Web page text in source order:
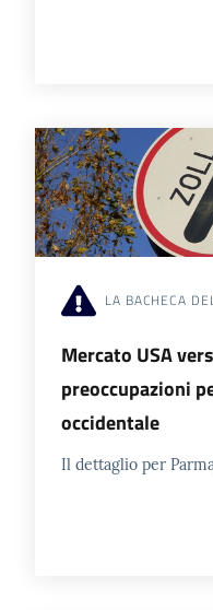
LA BACHECA
Mercato USA
preoccupazioni
occidentale
Il dettaglio per